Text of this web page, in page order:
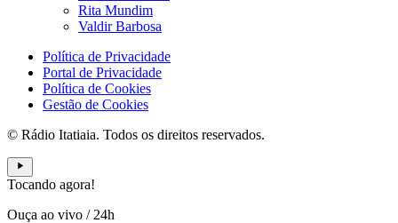
Rita Mundim
Valdir Barbosa
Política de Privacidade
Portal de Privacidade
Política de Cookies
Gestão de Cookies
© Rádio Itatiaia. Todos os direitos reservados.
Tocando agora!
Ouça ao vivo / 24h